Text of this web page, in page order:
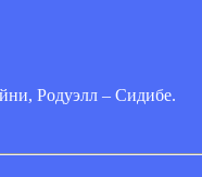
Родуэлл – Сидибе.